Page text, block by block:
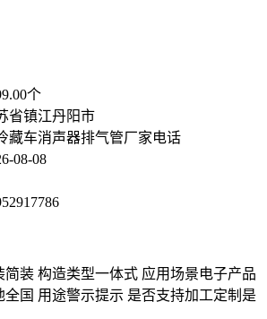
个
省镇江丹阳市
藏车消声器排气管厂家电话
08-08
简装 构造类型一体式 应用场景电子产品
全国 用途警示提示 是否支持加工定制 是